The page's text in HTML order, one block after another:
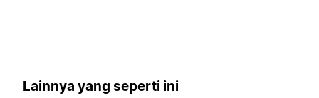
Lainnya yang seperti ini